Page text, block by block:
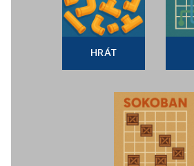
HRÁT